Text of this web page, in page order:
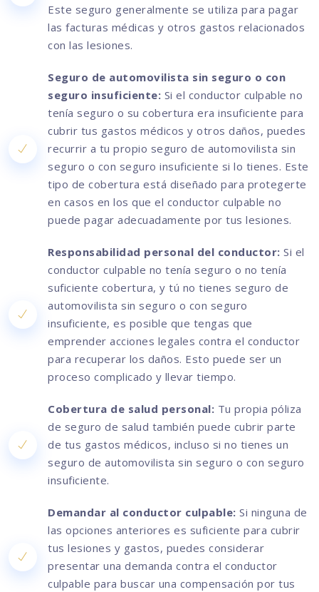
Este seguro generalmente se utiliza para pagar
las facturas médicas y otros gastos relacionados
con las lesiones.
Seguro de automovilista sin seguro o con
seguro insuficiente: Si el conductor culpable no
tenía seguro o su cobertura era insuficiente para
cubrir tus gastos médicos y otros daños, puedes
recurrir a tu propio seguro de automovilista sin
seguro o con seguro insuficiente si lo tienes. Este
tipo de cobertura está diseñado para protegerte
en casos en los que el conductor culpable no
puede pagar adecuadamente por tus lesiones.
Responsabilidad personal del conductor: Si el
conductor culpable no tenía seguro o no tenía
suficiente cobertura, y tú no tienes seguro de
automovilista sin seguro o con seguro
insuficiente, es posible que tengas que
emprender acciones legales contra el conductor
para recuperar los daños. Esto puede ser un
proceso complicado y llevar tiempo.
Cobertura de salud personal: Tu propia póliza
de seguro de salud también puede cubrir parte
de tus gastos médicos, incluso si no tienes un
seguro de automovilista sin seguro o con seguro
insuficiente.
Demandar al conductor culpable: Si ninguna de
las opciones anteriores es suficiente para cubrir
tus lesiones y gastos, puedes considerar
presentar una demanda contra el conductor
culpable para buscar una compensación por tus